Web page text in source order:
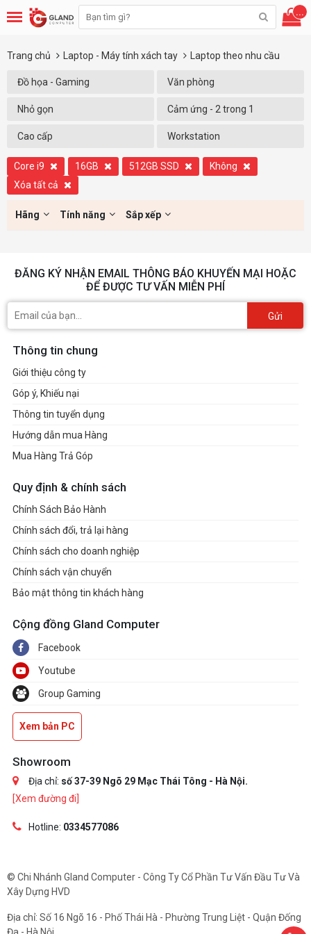
...
Trang chủ Laptop - Máy tính xách tay Laptop theo nhu cầu
Đồ họa - Gaming Văn phòng
Nhỏ gọn Cảm ứng - 2 trong 1
Cao cấp Workstation
Core i9 16GB 512GB SSD
Không
Xóa tất cả
Hãng Tính năng Sắp xếp
ĐĂNG KÝ NHẬN EMAIL THÔNG BÁO KHUYẾN MẠI HOẶC
ĐỂ ĐƯỢC TƯ VẤN MIỄN PHÍ
Gửi
Thông tin chung
Giới thiệu công ty
Góp ý, Khiếu nại
Thông tin tuyển dụng
Hướng dẫn mua Hàng
Mua Hàng Trả Góp
Quy định & chính sách
Chính Sách Bảo Hành
Chính sách đổi, trả lại hàng
Chính sách cho doanh nghiệp
Chính sách vận chuyển
Bảo mật thông tin khách hàng
Cộng đồng Gland Computer
Facebook
Youtube
Group Gaming
Xem bản PC
Showroom
Địa chỉ: số 37-39 Ngõ 29 Mạc Thái Tông - Hà Nội.
[Xem đường đi]
Hotline: 0334577086
© Chi Nhánh Gland Computer - Công Ty Cổ Phần Tư Vấn Đầu Tư Và
Xây Dựng HVD
Địa chỉ: Số 16 Ngõ 16 - Phố Thái Hà - Phường Trung Liệt - Quận Đống